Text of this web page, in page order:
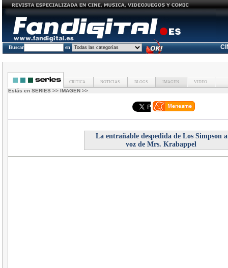
Buscar en
CRITICA NOTICIAS BLOGS IMAGEN VIDEO
Estás en SERIES >> IMAGEN >>
La entrañable despedida de Los Simpson
voz de Mrs. Krabappel